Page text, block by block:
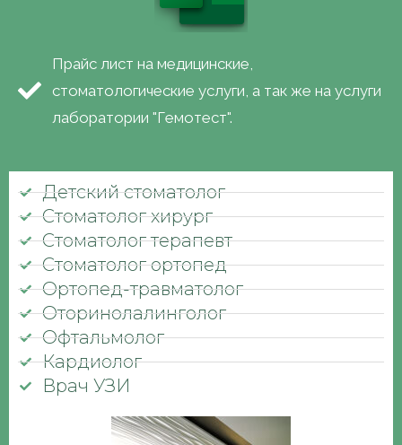
Прайс лист на медицинские,
стоматологические услуги, а так же на услуги
лаборатории "Гемотест".
Детский стоматолог
Стоматолог хирург
Стоматолог терапевт
Стоматолог ортопед
Ортопед-травматолог
Оторинолалинголог
Офтальмолог
Кардиолог
Врач УЗИ